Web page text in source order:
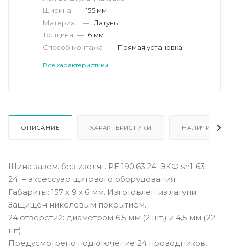
Ширина — 155 мм
Материал — Латунь
Толщина — 6 мм
Способ монтажа — Прямая установка
Все характеристики
ОПИСАНИЕ ХАРАКТЕРИСТИКИ НАЛИЧИЕ
Шина зазем. без изолят. РЕ 190.63.24. ЭКФ sn1-63-
24 – аксессуар щитового оборудования.
Габариты: 157 х 9 х 6 мм. Изготовлен из латуни.
Защищен никелевым покрытием.
24 отверстий: диаметром 6,5 мм (2 шт.) и 4,5 мм (22
шт).
Предусмотрено подключение 24 проводников.